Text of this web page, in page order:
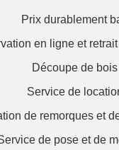
Prix durablement
en ligne et
Découpe de bois
Service de
de remorques et
de pose et de